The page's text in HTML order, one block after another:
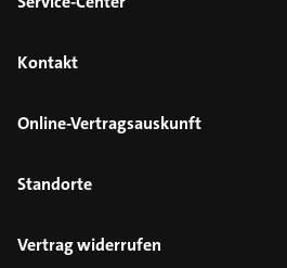
Kontakt
Online-Vertragsauskunft
Standorte
Vertrag widerrufen